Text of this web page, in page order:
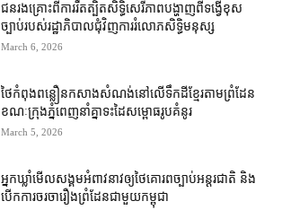
ជនរងគ្រោះ​ពី​ការ​រឹតត្បិត​សិទ្ធិ​សេរីភាព​បង្ហាញ​ពី​ទង្វើ​ខុស
ច្បាប់របស់​រដ្ឋាភិបាល​ជុំវិញ​ការ​រំលោភ​សិទ្ធិមនុស្ស
March 6, 2026
ថៃ​កំពុង​ពន្លឿន​កសាង​សំណង់​នៅ​លើ​ទឹកដី​ខ្មែរ​តាម​ព្រំដែន
ខណៈ​ក្រុងភ្នំពេញ​​នាំគ្នា​ទះដៃ​សម្ពោធ​រូបគំនូរ
March 5, 2026
អ្នកឃ្លាំមើល​សង្គម​អំពាវនាវ​ឲ្យ​ថៃគោរព​ច្បាប់​អន្តរជាតិ និង​
បើក​ការ​ចរចា​រឿង​ព្រំដែន​ជាមួយ​កម្ពុជា